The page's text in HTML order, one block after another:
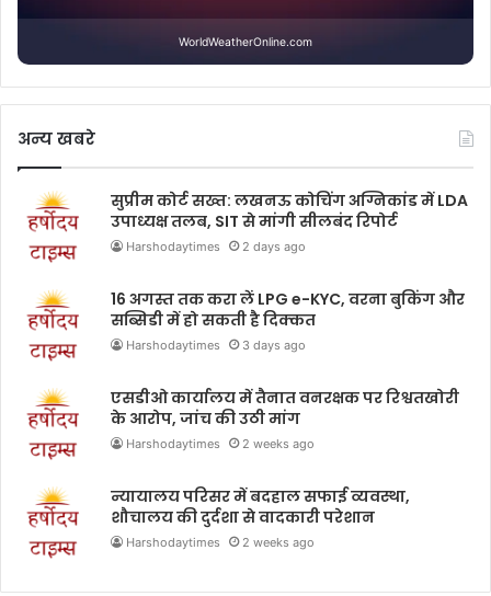
WorldWeatherOnline.com
अन्य खबरे
सुप्रीम कोर्ट सख्त: लखनऊ कोचिंग अग्निकांड में LDA
उपाध्यक्ष तलब, SIT से मांगी सीलबंद रिपोर्ट
Harshodaytimes 2 days ago
16 अगस्त तक करा लें LPG e-KYC, वरना बुकिंग और
सब्सिडी में हो सकती है दिक्कत
Harshodaytimes 3 days ago
एसडीओ कार्यालय में तैनात वनरक्षक पर रिश्वतखोरी
के आरोप, जांच की उठी मांग
Harshodaytimes 2 weeks ago
न्यायालय परिसर में बदहाल सफाई व्यवस्था,
शौचालय की दुर्दशा से वादकारी परेशान
Harshodaytimes 2 weeks ago